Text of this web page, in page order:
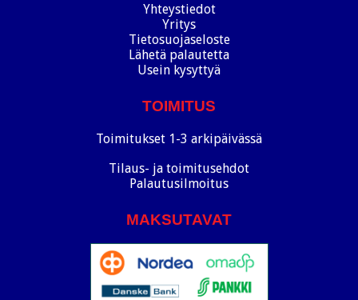
Yhteystiedot
Yritys
Tietosuojaseloste
Lähetä palautetta
Usein kysyttyä
TOIMITUS
Toimitukset 1-3 arkipäivässä
Tilaus- ja toimitusehdot
Palautusilmoitus
MAKSUTAVAT